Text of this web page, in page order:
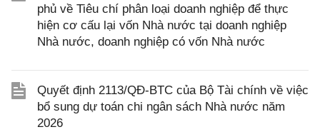
phủ về Tiêu chí phân loại doanh nghiệp để thực
hiện cơ cấu lại vốn Nhà nước tại doanh nghiệp
Nhà nước, doanh nghiệp có vốn Nhà nước
Quyết định 2113/QĐ-BTC của Bộ Tài chính về việc
bổ sung dự toán chi ngân sách Nhà nước năm
2026